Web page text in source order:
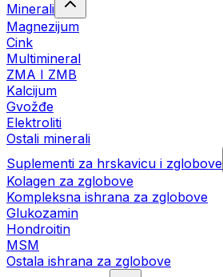
Minerali
Magnezijum
Cink
Multimineral
ZMA I ZMB
Kalcijum
Gvožđe
Elektroliti
Ostali minerali
Suplementi za hrskavicu i zglobove
Kolagen za zglobove
Kompleksna ishrana za zglobove
Glukozamin
Hondroitin
MSM
Ostala ishrana za zglobove